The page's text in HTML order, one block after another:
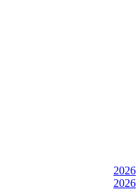
2026
2026